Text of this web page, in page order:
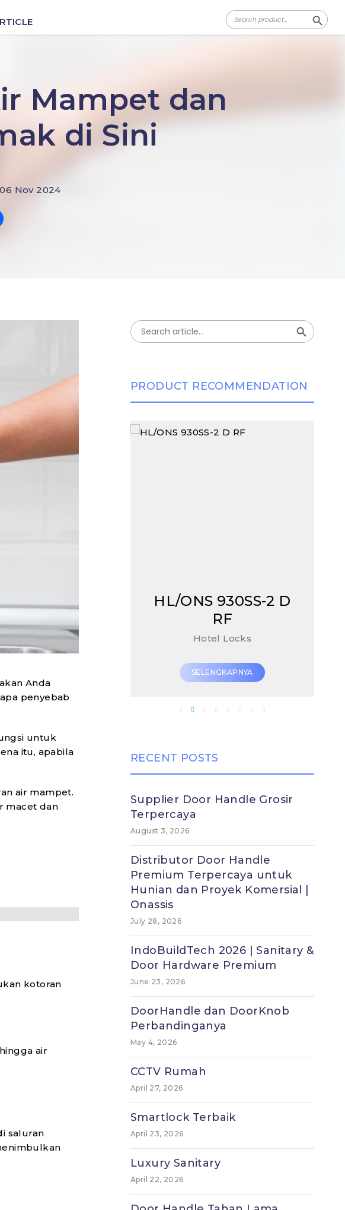
Search
for: Search
Mampet dan
di Sini
Nov 2024
Anda
penyebab
untuk
itu, apabila
air mampet.
macet dan
kotoran
air
saluran
Search
for:
Search Button
PRODUCT RECOMMENDATION
930SS-2 D
Hotel Locks
BD/ONS 8811-30 SS-
LW
Body Lock
SELENGKAPNYA
RECENT POSTS
Supplier Door Handle Grosir
Terpercaya
August 3, 2026
Distributor Door Handle
Premium Terpercaya untuk
Hunian dan Proyek Komersial |
Onassis
July 28, 2026
IndoBuildTech 2026 | Sanitary &
Door Hardware Premium
June 23, 2026
DoorHandle dan DoorKnob
Perbandinganya
May 4, 2026
CCTV Rumah
April 27, 2026
Smartlock Terbaik
April 23, 2026
Luxury Sanitary
April 22, 2026